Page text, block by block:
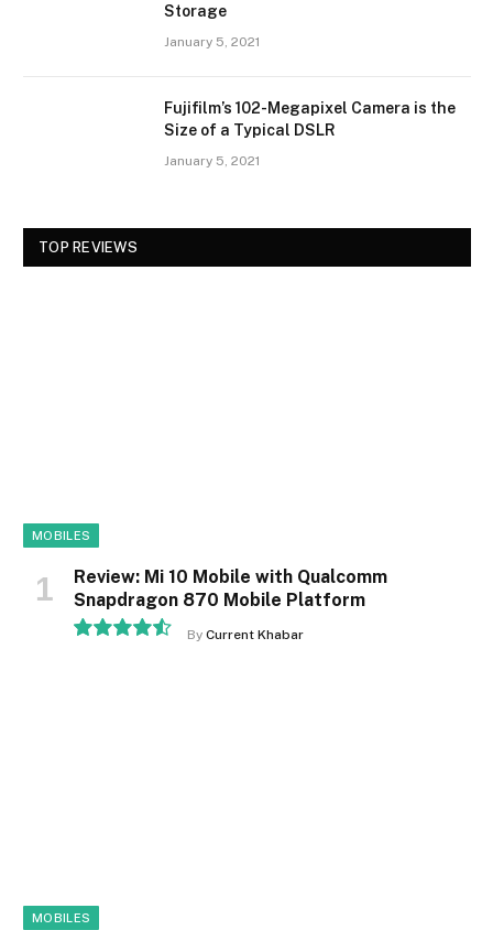
Storage
January 5, 2021
Fujifilm’s 102-Megapixel Camera is the
Size of a Typical DSLR
January 5, 2021
TOP REVIEWS
MOBILES
Review: Mi 10 Mobile with Qualcomm
Snapdragon 870 Mobile Platform
By Current Khabar
MOBILES